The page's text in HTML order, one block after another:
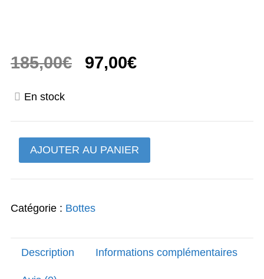
185,00€
Le
était :
185,00€.
97,00€Le
est :
97,00€.
En stock
quantité
de
Botte
richa
41
de
AJOUTER AU PANIER
Catégorie : Bottes
Description Informations complémentaires